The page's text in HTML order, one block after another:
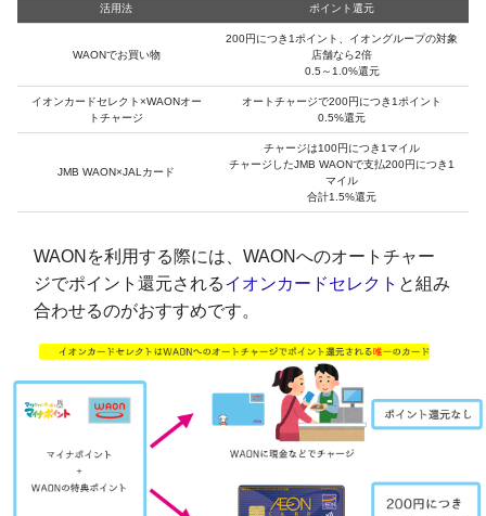
活用法
ポイント還元
WAONでお買い物
200円につき1ポイント、イオングループの対象
店舗なら2倍
0.5～1.0%還元
イオンカードセレクト×WAONオー
トチャージ
オートチャージで200円につき1ポイント
0.5%還元
JMB WAON×JALカード
チャージは100円につき1マイル
チャージしたJMB WAONで支払200円につき1
マイル
合計1.5%還元
WAONを利用する際には、WAONへのオートチャー
ジでポイント還元されるイオンカードセレクト と組み
合わせるのがおすすめです。